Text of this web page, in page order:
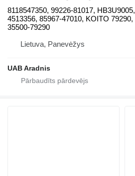
8118547350, 99226-81017, HB3U9005,
4513356, 85967-47010, KOITO 79290,
35500-79290
Lietuva, Panevėžys
UAB Aradnis